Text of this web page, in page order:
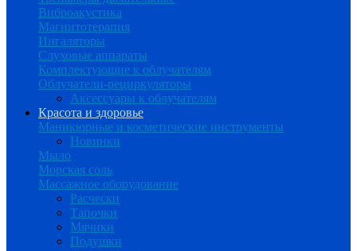
Виброакустика
Магнитотерапия
Ингаляторы
Слуховые аппараты
Комплектующие к облучателям
Облучатели-рециркуляторы
Аксессуары к облучателям
Красота и здоровье
Маникюрные и косметические инструменты
Новинки
Мыло
Морская соль
Массажное оборудование
Расчески
Тапочки
Мячики
Подушки